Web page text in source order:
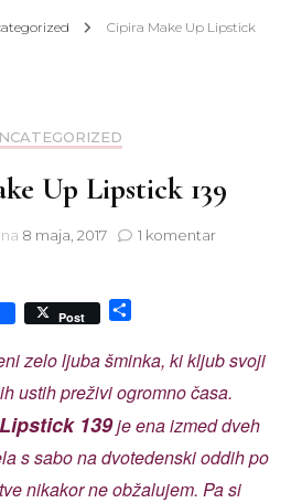
Cipira Make Up Lipstick
Up Lipstick 139
na 8 maja, 2017 1 komentarna
Post
zelo ljuba šminka, ki kljub svoji
ustih preživi ogromno časa.
139je ena izmed dveh
s sabo na dvotedenski oddih po
nikakor ne obžalujem. Pa si